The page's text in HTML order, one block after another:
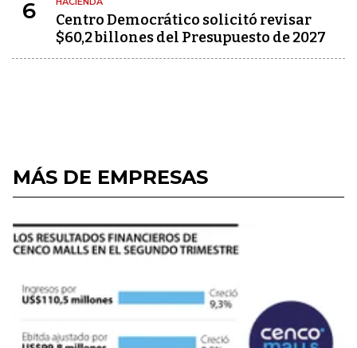
6
Centro Democrático solicitó revisar
$60,2 billones del Presupuesto de 2027
MÁS DE EMPRESAS